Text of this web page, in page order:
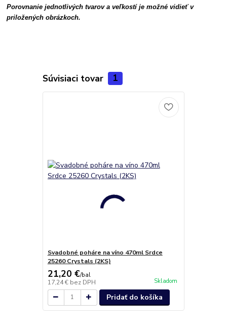
Porovnanie jednotlivých tvarov a veľkostí je možné vidieť v
priložených obrázkoch.
Súvisiaci tovar 1
Svadobné poháre na víno 470ml Srdce
25260 Crystals (2KS)
21,20 €/bal
17,24 € bez DPH Skladom
Pridať do košíka